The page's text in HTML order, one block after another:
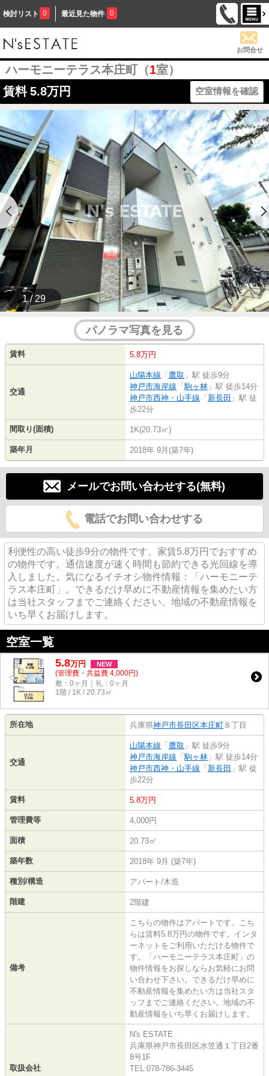
検討リスト 0 最近見た物件 0
お問合せ
ハーモニーテラス本庄町（1室）
賃料 5.8万円 空室情報を確認
1 / 29
パノラマ写真を見る
賃料 5.8万円
交通
山陽本線 「 鷹取 」駅 徒歩9分
神戸市海岸線 「駒ヶ林 」駅 徒歩14分
神戸市西神・山手線 「 新長田 」駅 徒
歩22分
間取り(面積) 1K(20.73㎡)
築年月 2018年 9月(築7年)
メールでお問い合わせする(無料)
電話でお問い合わせする
利便性の高い徒歩9分の物件です。家賃5.8万円でおすすめ
の物件です。通信速度が速く時間も節約できる光回線を導
入しました。気になるイチオシ物件情報：「ハーモニーテ
ラス本庄町」。できるだけ早めに不動産情報を集めたい方
は当社スタッフまでご連絡ください。地域の不動産情報を
いち早くお届けします。
空室一覧
5.8万円 NEW
(管理費・共益費 4,000円)
敷：0ヶ月｜礼：0ヶ月
1階 / 1K / 20.73㎡
所在地 兵庫県神戸市長田区本庄町 ８丁目
交通
山陽本線 「 鷹取 」駅 徒歩9分
神戸市海岸線 「駒ヶ林 」駅 徒歩14分
神戸市西神・山手線 「 新長田 」駅 徒
歩22分
賃料 5.8万円
管理費等 4,000円
面積 20.73㎡
築年数 2018年 9月 (築7年)
種別/構造 アパート/木造
階建 2階建
備考
こちらの物件はアパートです。こち
らは賃料5.8万円の物件です。インタ
ーネットをご利用いただける物件で
す。「ハーモニーテラス本庄町」の
物件情報をお探しならお気軽にお問
い合わせ下さい。できるだけ早めに
不動産情報を集めたい方は当社スタ
ッフまでご連絡ください。地域の不
動産情報をいち早くお届けします。
取扱会社
N's ESTATE
兵庫県神戸市長田区水笠通１丁目2番
8号1F
TEL:078-786-3445